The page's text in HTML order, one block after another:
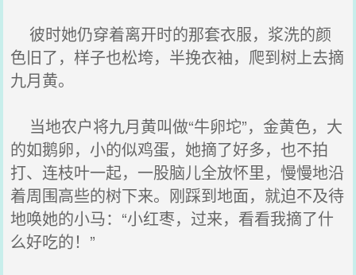
彼时她仍穿着离开时的那套衣服，浆洗的颜
色旧了，样子也松垮，半挽衣袖，爬到树上去摘
九月黄。
当地农户将九月黄叫做“牛卵坨”，金黄色，大
的如鹅卵，小的似鸡蛋，她摘了好多，也不拍
打、连枝叶一起，一股脑儿全放怀里，慢慢地沿
着周围高些的树下来。刚踩到地面，就迫不及待
地唤她的小马：“小红枣，过来，看看我摘了什
么好吃的！”